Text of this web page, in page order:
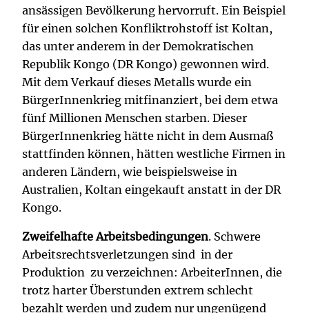
ansässigen Bevölkerung hervorruft. Ein Beispiel
für einen solchen Konfliktrohstoff ist Koltan,
das unter anderem in der Demokratischen
Republik Kongo (DR Kongo) gewonnen wird.
Mit dem Verkauf dieses Metalls wurde ein
BürgerInnenkrieg mitfinanziert, bei dem etwa
fünf Millionen Menschen starben. Dieser
BürgerInnenkrieg hätte nicht in dem Ausmaß
stattfinden können, hätten westliche Firmen in
anderen Ländern, wie beispielsweise in
Australien, Koltan eingekauft anstatt in der DR
Kongo.
Zweifelhafte Arbeitsbedingungen. Schwere
Arbeitsrechtsverletzungen sind in der
Produktion zu verzeichnen: ArbeiterInnen, die
trotz harter Überstunden extrem schlecht
bezahlt werden und zudem nur ungenügend